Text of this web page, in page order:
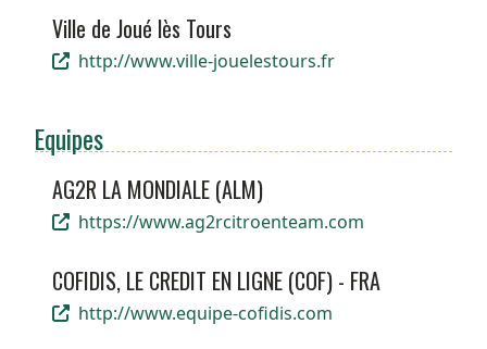
Ville de Joué lès Tours
http://www.ville-jouelestours.fr
Equipes
AG2R LA MONDIALE (ALM)
https://www.ag2rcitroenteam.com
COFIDIS, LE CREDIT EN LIGNE (COF) - FRA
http://www.equipe-cofidis.com